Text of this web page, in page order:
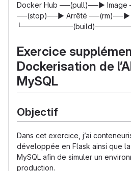
Docker Hub ──(pull)──▶
──(stop)──▶ Arrêté ──(rm)──▶
Exercice
Dockerisation de
MySQL
Objectif
Dans cet exercice, j’ai
développée en Flask ainsi que
MySQL afin de simuler un
production.